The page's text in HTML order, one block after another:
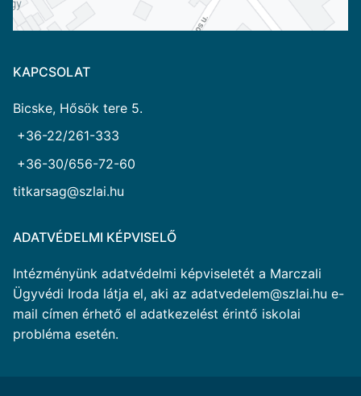
KAPCSOLAT
Bicske, Hősök tere 5.
+36-22/261-333
+36-30/656-72-60
titkarsag@szlai.hu
ADATVÉDELMI KÉPVISELŐ
Intézményünk adatvédelmi képviseletét a Marczali
Ügyvédi Iroda látja el, aki az adatvedelem@szlai.hu e-
mail címen érhető el adatkezelést érintő iskolai
probléma esetén.